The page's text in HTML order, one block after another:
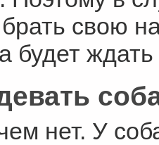
свою
будет
нет. У